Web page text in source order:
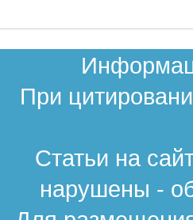
При
Статьи на
нарушены -